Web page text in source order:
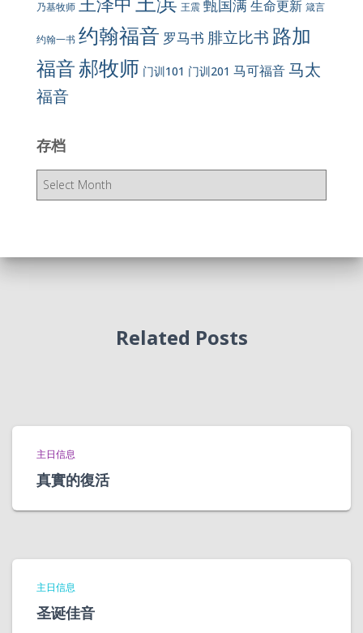
乃基牧师 王震 甄国满生命更新 箴言
约翰一书 约翰福音 罗马书 腓立比书 路加
福音郝牧师 门训101 门训201 马可福音马太
福音
存档
存
Related Posts
主日信息
真實的復活
主日信息
圣诞佳音